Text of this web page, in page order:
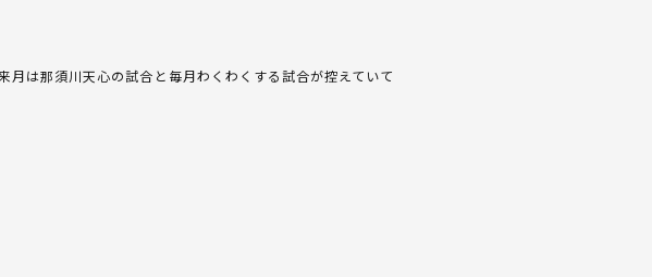
月は那須川天心の試合と毎月わくわくする試合が控えていて